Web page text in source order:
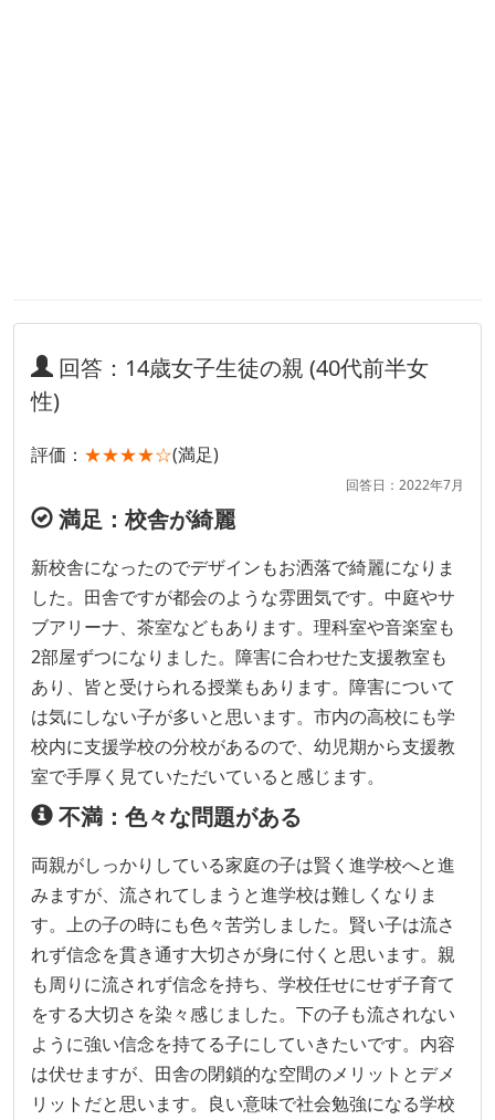
回答：14歳女子生徒の親 (40代前半女
性)
評価： ★★★★☆(満足)
回答日：2022年7月
満足：校舎が綺麗
新校舎になったのでデザインもお洒落で綺麗になりま
した。田舎ですが都会のような雰囲気です。中庭やサ
ブアリーナ、茶室などもあります。理科室や音楽室も
2部屋ずつになりました。障害に合わせた支援教室も
あり、皆と受けられる授業もあります。障害について
は気にしない子が多いと思います。市内の高校にも学
校内に支援学校の分校があるので、幼児期から支援教
室で手厚く見ていただいていると感じます。
不満：色々な問題がある
両親がしっかりしている家庭の子は賢く進学校へと進
みますが、流されてしまうと進学校は難しくなりま
す。上の子の時にも色々苦労しました。賢い子は流さ
れず信念を貫き通す大切さが身に付くと思います。親
も周りに流されず信念を持ち、学校任せにせず子育て
をする大切さを染々感じました。下の子も流されない
ように強い信念を持てる子にしていきたいです。内容
は伏せますが、田舎の閉鎖的な空間のメリットとデメ
リットだと思います。良い意味で社会勉強になる学校